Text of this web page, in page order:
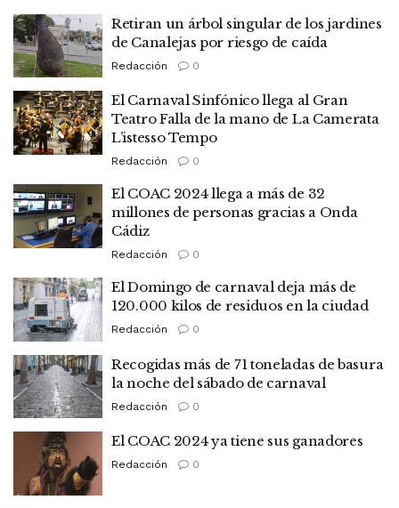
Retiran un árbol singular de los jardines
de Canalejas por riesgo de caída
Redacción 0
El Carnaval Sinfónico llega al Gran
Teatro Falla de la mano de La Camerata
L’istesso Tempo
Redacción 0
El COAC 2024 llega a más de 32
millones de personas gracias a Onda
Cádiz
Redacción 0
El Domingo de carnaval deja más de
120.000 kilos de residuos en la ciudad
Redacción 0
Recogidas más de 71 toneladas de basura
la noche del sábado de carnaval
Redacción 0
El COAC 2024 ya tiene sus ganadores
Redacción 0